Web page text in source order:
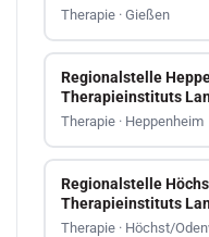
Therapie · Gießen
Regionalstelle
Therapieinstituts
Therapie · Heppenheim
Regionalstelle
Therapieinstituts
Therapie · Höchst/